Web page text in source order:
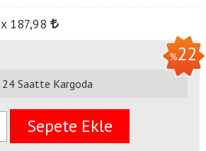
187,98
%22
24 Saatte Kargoda
Sepete Ekle